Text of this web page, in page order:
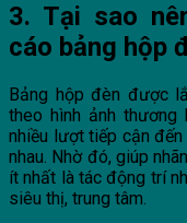
3. Tại sao
cáo bảng hộp
Bảng hộp đèn được
theo hình ảnh
nhiều lượt tiếp cận
nhau. Nhờ đó, giúp
ít nhất là tác động trí
siêu thị, trung tâm.